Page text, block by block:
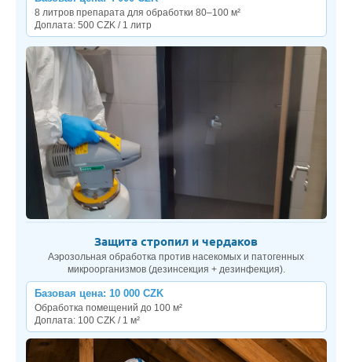
8 литров препарата для обработки 80–100 м²
Доплата: 500 CZK / 1 литр
Защита стропил и чердаков
Аэрозольная обработка против насекомых и патогенных
микроорганизмов (дезинсекция + дезинфекция).
Базовая цена: 10 000 CZK
Обработка помещений до 100 м²
Доплата: 100 CZK / 1 м²